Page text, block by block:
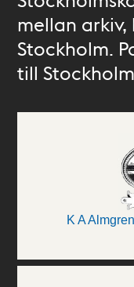
mellan
Stockholm.
till
K A